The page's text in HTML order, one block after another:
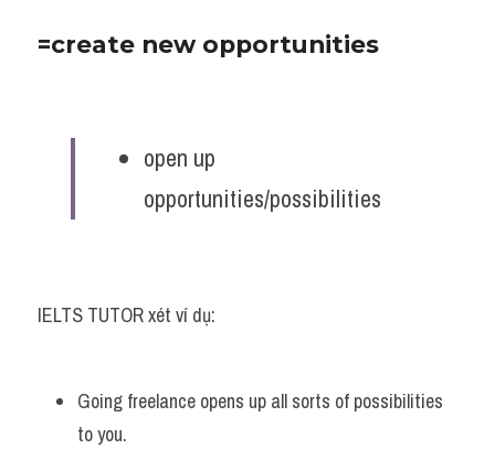
=create new opportunities
open up
opportunities/possibilities
IELTS TUTOR xét ví dụ:
Going freelance opens up all sorts of possibilities
to you.